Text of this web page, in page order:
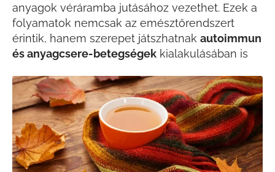
anyagok véráramba jutásához vezethet. Ezek a
folyamatok nemcsak az emésztőrendszert
érintik, hanem szerepet játszhatnak autoimmun
és anyagcsere-betegségek kialakulásában is